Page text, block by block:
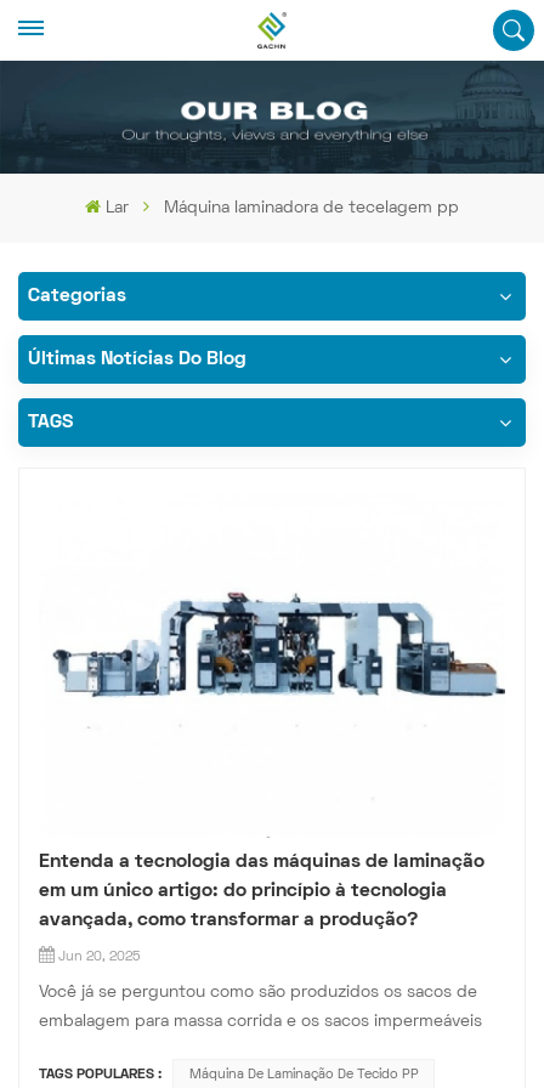
Lar Máquina laminadora de tecelagem pp
Categorias
Últimas Notícias Do Blog
TAGS
Entenda a tecnologia das máquinas de laminação
em um único artigo: do princípio à tecnologia
avançada, como transformar a produção?
Jun 20, 2025
Você já se perguntou como são produzidos os sacos de
embalagem para massa corrida e os sacos impermeáveis ​​
tecnologia chamada "laminação"! Hoje, vamos revelar o
TAGS POPULARES : Máquina De Laminação De Tecido PP